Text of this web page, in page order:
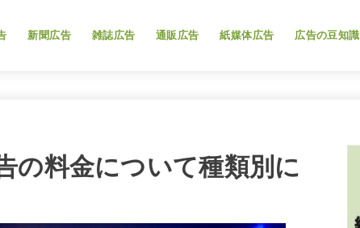
新聞広告 雑誌広告 通販広告 紙媒体広告 広告の豆知識
の料金について種類別に